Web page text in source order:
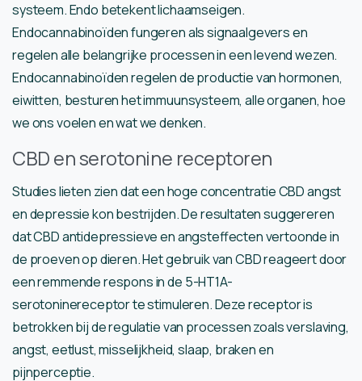
systeem. Endo betekent lichaamseigen.
Endocannabinoïden fungeren als signaalgevers en
regelen alle belangrijke processen in een levend wezen.
Endocannabinoïden regelen de productie van hormonen,
eiwitten, besturen het immuunsysteem, alle organen, hoe
we ons voelen en wat we denken.
CBD en serotonine receptoren
Studies lieten zien dat een hoge concentratie CBD angst
en depressie kon bestrijden. De resultaten suggereren
dat CBD antidepressieve en angsteffecten vertoonde in
de proeven op dieren. Het gebruik van CBD reageert door
een remmende respons in de 5-HT1A-
serotoninereceptor te stimuleren. Deze receptor is
betrokken bij de regulatie van processen zoals verslaving,
angst, eetlust, misselijkheid, slaap, braken en
pijnperceptie.